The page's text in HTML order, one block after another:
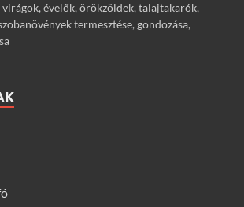
évelők, örökzöldek, talajtakarók,
termesztése, gondozása,